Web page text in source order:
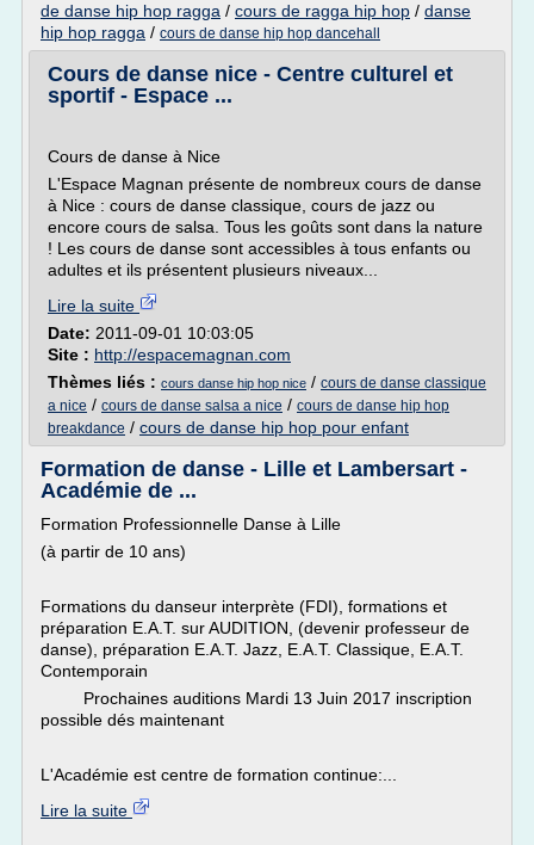
de danse hip hop ragga / cours de ragga hip hop / danse
hip hop ragga / cours de danse hip hop dancehall
Cours de danse nice - Centre culturel et
sportif - Espace ...
Cours de danse à Nice
L'Espace Magnan présente de nombreux cours de danse
à Nice : cours de danse classique, cours de jazz ou
encore cours de salsa. Tous les goûts sont dans la nature
! Les cours de danse sont accessibles à tous enfants ou
adultes et ils présentent plusieurs niveaux...
Lire la suite
Date: 2011-09-01 10:03:05
Site : http://espacemagnan.com
Thèmes liés : cours danse hip hop nice / cours de danse classique
a nice / cours de danse salsa a nice / cours de danse hip hop
breakdance / cours de danse hip hop pour enfant
Formation de danse - Lille et Lambersart -
Académie de ...
Formation Professionnelle Danse à Lille
(à partir de 10 ans)
Formations du danseur interprète (FDI), formations et
préparation E.A.T. sur AUDITION, (devenir professeur de
danse), préparation E.A.T. Jazz, E.A.T. Classique, E.A.T.
Contemporain
Prochaines auditions Mardi 13 Juin 2017 inscription
possible dés maintenant
L'Académie est centre de formation continue:...
Lire la suite